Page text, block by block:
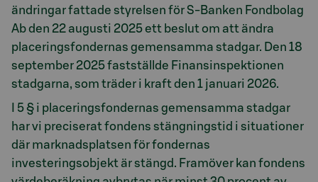
ändringar fattade styrelsen för S-Banken Fondbolag
Ab den 22 augusti 2025 ett beslut om att ändra
placeringsfondernas gemensamma stadgar. Den 18
september 2025 fastställde Finansinspektionen
stadgarna, som träder i kraft den 1 januari 2026.
I 5 § i placeringsfondernas gemensamma stadgar
har vi preciserat fondens stängningstid i situationer
där marknadsplatsen för fondernas
investeringsobjekt är stängd. Framöver kan fondens